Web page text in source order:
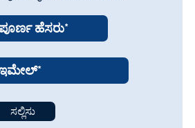
ಸಲ್ಲಿಸು